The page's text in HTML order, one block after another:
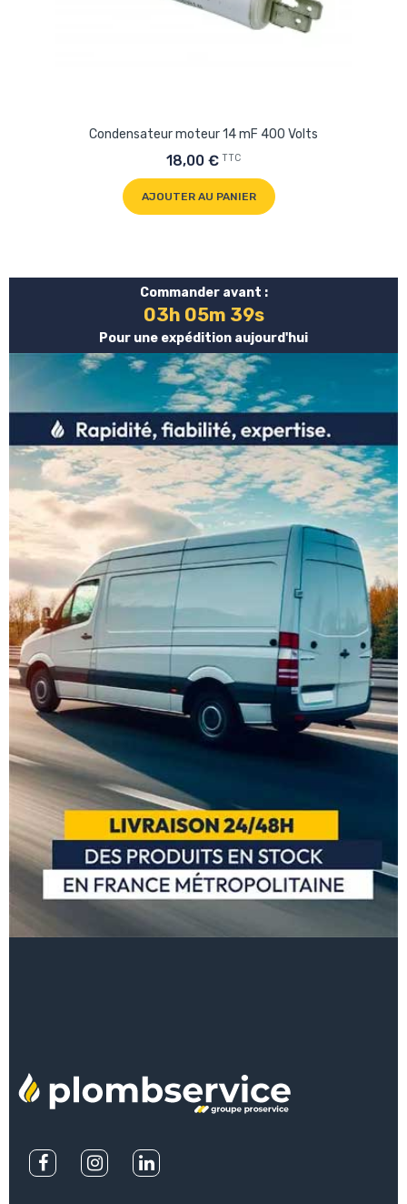
Commander avant :
03h 05m 39s
Pour une expédition aujourd'hui
Condensateur moteur 14 mF 400 Volts
18,00 € TTC
AJOUTER AU PANIER